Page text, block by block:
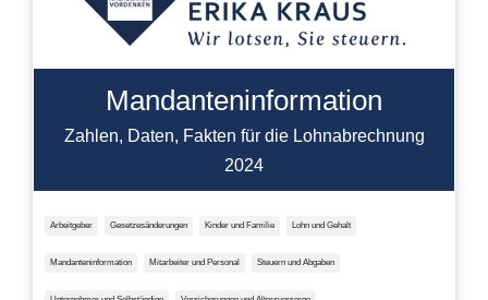
Mandanteninformation
Zahlen, Daten, Fakten für die Lohnabrechnung
2024
Arbeitgeber Gesetzesänderungen Kinder und Familie Lohn und Gehalt
Mandanteninformation Mitarbeiter und Personal Steuern und Abgaben